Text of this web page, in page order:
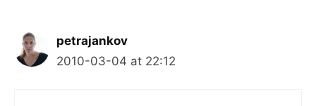
petrajankov
2010-03-04 at 22:12